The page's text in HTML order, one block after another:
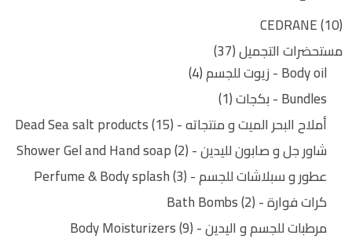
CEDRANE 10
مستحضرات التجميل 37
Body oil - زيوت للجسم
4
Bundles - بكجات
1
أملاح البحر الميت و منتجاته - Dead Sea salt products 15
شاور جل و صابون لليدين - Shower Gel and Hand soap 2
عطور و سبلاشات للجسم - Perfume & Body splash 3
كرات فوارة - Bath Bombs 2
مرطبات للجسم و اليدين - Body Moisturizers 9